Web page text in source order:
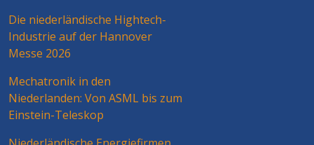
Die niederländische Hightech-
Industrie auf der Hannover
Messe 2026
Mechatronik in den
Niederlanden: Von ASML bis zum
Einstein-Teleskop